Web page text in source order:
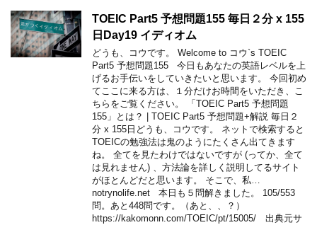
TOEIC Part5 予想問題155 毎日２分 x 155
日Day19 イディオム
どうも、コウです。 Welcome to コウ`s TOEIC
Part5 予想問題155 今日もあなたの英語レベルを上
げるお手伝いをしていきたいと思います。 今回初め
てここに来る方は、１分だけお時間をいただき、こ
ちらをご覧ください。 「TOEIC Part5 予想問題
155」とは？ | TOEIC Part5 予想問題+解説 毎日２
分 x 155日どうも、コウです。 ネットで検索すると
TOEICの勉強法は鬼のようにたくさん出てきます
ね。 全てを見たわけではないですが (ってか、全て
は見れません) 、方法論を詳しく説明してるサイト
がほとんどだと思います。 そこで、私…
notrynolife.net 本日も５問解きました。 105/553
問。あと448問です。（あと、、？）
https://kakomonn.com/TOEIC/pt/15005/ 出典元サ